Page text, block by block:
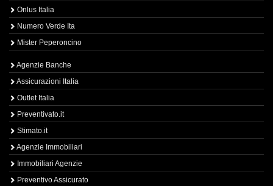
Onlus Italia
Numero Verde Ita
Mister Peperoncino
Agenzie Banche
Assicurazioni Italia
Outlet Italia
Preventivato.it
Stimato.it
Agenzie Immobiliari
Immobiliari Agenzie
Preventivo Assicurato